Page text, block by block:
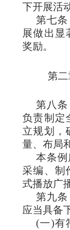
下开展活
第七条
展做出显
奖励。
第
第八条
负责制定
立规划，
量、布局
本条
采编、制
式播放广
第九条
应当具备
(一)有